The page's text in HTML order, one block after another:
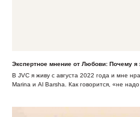
Экспертное мнение от Любови: Почему я
В JVC я живу с августа 2022 года и мне
Marina и Al Barsha. Как говорится, «не